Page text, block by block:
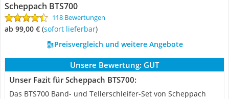
Scheppach BTS700
118 Bewertungen
ab 99,00 € ( Sofort lieferbar)
Preisvergleich und weitere Angebote
Unsere Bewertung: GUT
Unser Fazit für Scheppach BTS700:
Das BTS700 Band- und Tellerschleifer-Set von Scheppach